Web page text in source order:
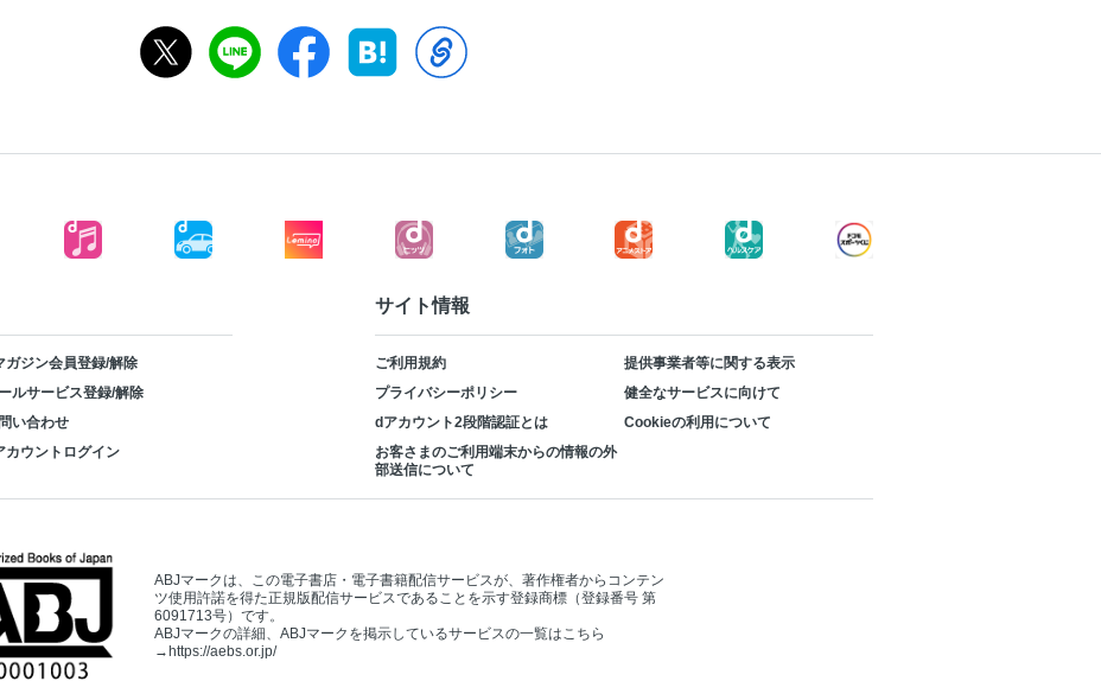
ガジン会員登録/解除
ルサービス登録/解除
い合わせ
カウントログイン
サイト情報
ご利用規約
提供事業者等に関する表示
プライバシーポリシー
健全なサービスに向けて
dアカウント2段階認証とは
Cookieの利用について
お客さまのご利用端末からの情報の外
部送信について
ABJマークは、この電子書店・電子書籍配信サービスが、著作権者からコンテン
ツ使用許諾を得た正規版配信サービスであることを示す登録商標（登録番号 第
6091713号）です。
ABJマークの詳細、ABJマークを掲示しているサービスの一覧はこちら
→https://aebs.or.jp/